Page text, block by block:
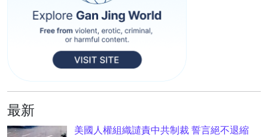
最新
美國人權組織譴責中共制裁 誓言絕不退縮